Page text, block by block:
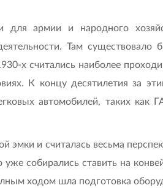
для армии и народного
Там существовало
х считались наиболее
К концу десятилетия за
автомобилей, таких как
эмки и считалась весьма
собирались ставить на
ходом шла подготовка